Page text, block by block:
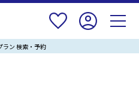
ラン 検索・予約